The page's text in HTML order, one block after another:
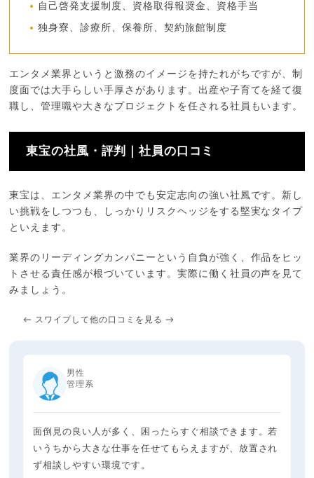
自己啓発支援制度、資格取得報奨金、資格手当
独身寮、診療所、保養所、契約旅館制度
エンタメ業界というと激務のイメージを持たれがちですが、制
度面では大手らしい手厚さがあります。出産や子育てを経て復
職し、管理職や大きなプロジェクトを任される社員もいます。
東宝の社風・評判｜社員の口コミ
東宝は、エンタメ業界の中でも安定志向の強い社風です。新し
い挑戦をしつつも、しっかりリスクヘッジをする堅実なタイプ
といえます。
業界のリーディングカンパニーという自負が強く、作品をヒッ
トさせる責任感が根づいています。実際に働く社員の声を見て
みましょう。
← スワイプして他の口コミを見る →
男性
管理系
面倒見の良い人が多く、困ったらすぐ相談できます。若
いうちから大きな仕事を任せてもらえますが、放置され
ず相談しやすい環境です。